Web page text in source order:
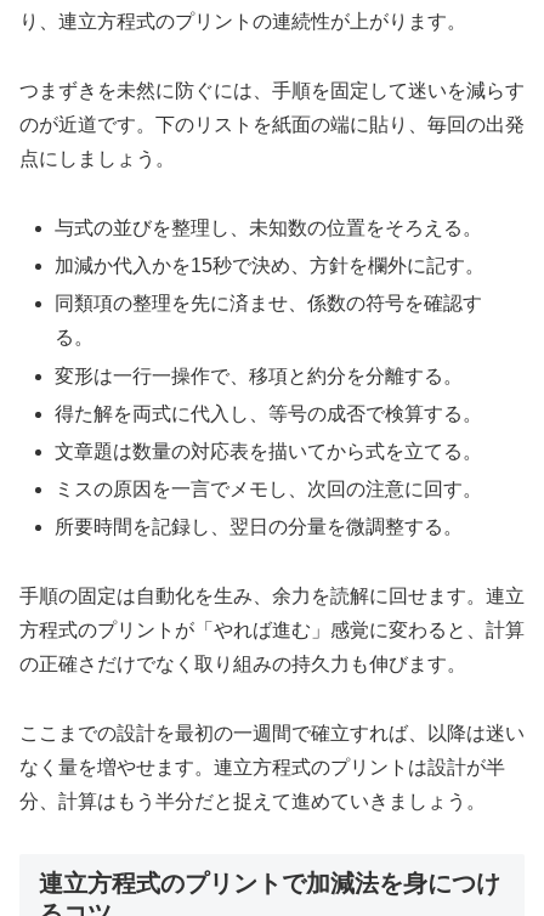
り、連立方程式のプリントの連続性が上がります。
つまずきを未然に防ぐには、手順を固定して迷いを減らす
のが近道です。下のリストを紙面の端に貼り、毎回の出発
点にしましょう。
与式の並びを整理し、未知数の位置をそろえる。
加減か代入かを15秒で決め、方針を欄外に記す。
同類項の整理を先に済ませ、係数の符号を確認す
る。
変形は一行一操作で、移項と約分を分離する。
得た解を両式に代入し、等号の成否で検算する。
文章題は数量の対応表を描いてから式を立てる。
ミスの原因を一言でメモし、次回の注意に回す。
所要時間を記録し、翌日の分量を微調整する。
手順の固定は自動化を生み、余力を読解に回せます。連立
方程式のプリントが「やれば進む」感覚に変わると、計算
の正確さだけでなく取り組みの持久力も伸びます。
ここまでの設計を最初の一週間で確立すれば、以降は迷い
なく量を増やせます。連立方程式のプリントは設計が半
分、計算はもう半分だと捉えて進めていきましょう。
連立方程式のプリントで加減法を身につけ